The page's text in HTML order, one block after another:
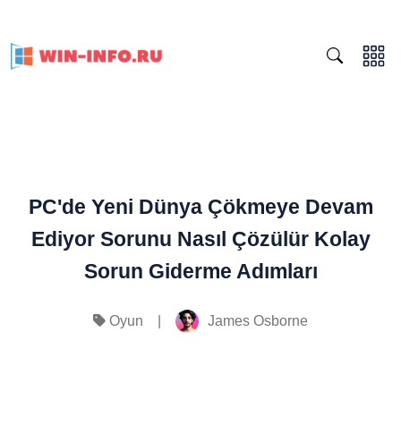
PC'de Yeni Dünya Çökmeye Devam
Ediyor Sorunu Nasıl Çözülür Kolay
Sorun Giderme Adımları
Oyun James Osborne